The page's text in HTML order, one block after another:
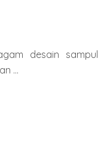
desain sampul
...